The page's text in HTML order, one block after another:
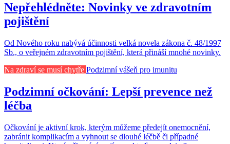
Nepřehlédněte: Novinky ve zdravotním
pojištění
Od Nového roku nabývá účinnosti velká novela zákona č. 48/1997
Sb., o veřejném zdravotním pojištění, která přináší mnohé novinky.
Na zdraví se musí chytře Podzimní vášeň pro imunitu
Podzimní očkování: Lepší prevence než
léčba
Očkování je aktivní krok, kterým můžeme předejít onemocnění,
zabránit komplikacím a vyhnout se dlouhé léčbě či případné